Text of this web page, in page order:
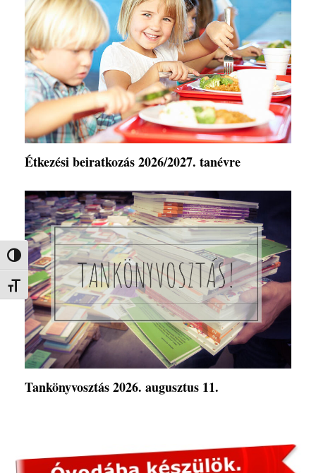
Nagy kontraszt váltása
Betűméret váltása
Étkezési beiratkozás 2026/2027. tanévre
Tankönyvosztás 2026. augusztus 11.